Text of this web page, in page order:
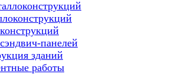
панелей
зданий
работы